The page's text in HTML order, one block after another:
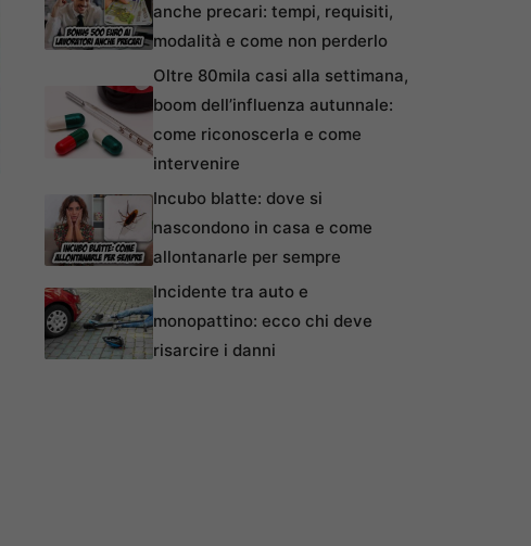
anche precari: tempi, requisiti,
modalità e come non perderlo
Oltre 80mila casi alla settimana,
boom dell’influenza autunnale:
come riconoscerla e come
intervenire
Incubo blatte: dove si
nascondono in casa e come
allontanarle per sempre
Incidente tra auto e
monopattino: ecco chi deve
risarcire i danni